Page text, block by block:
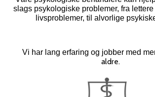
slags psykologiske problemer, fra
livsproblemer, til alvorlige
Vi har lang erfaring og jobber med
aldre.